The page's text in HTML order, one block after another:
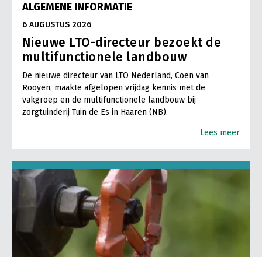
ALGEMENE INFORMATIE
6 AUGUSTUS 2026
Nieuwe LTO-directeur bezoekt de
multifunctionele landbouw
De nieuwe directeur van LTO Nederland, Coen van
Rooyen, maakte afgelopen vrijdag kennis met de
vakgroep en de multifunctionele landbouw bij
zorgtuinderij Tuin de Es in Haaren (NB).
Lees meer